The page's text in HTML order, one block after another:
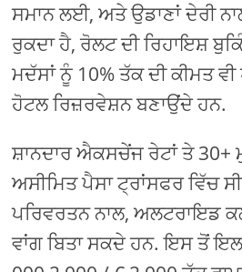
ਸਮਾਨ ਲਈ, ਅਤੇ ਉਡਾਣਾਂ ਦੇਰੀ
ਰੁਕਦਾ ਹੈ, ਰੋਲਟ ਦੀ ਰਿਹਾਇਸ਼
ਮਦੱਸਾਂ ਨੂੰ 10% ਤੱਕ ਦੀ ਕੀਮਤ
ਹੋਟਲ ਰਿਜ਼ਰਵੇਸ਼ਨ ਬਣਾਉਂਦੇ ਹਨ.
ਸ਼ਾਨਦਾਰ ਐਕਸਚੇਂਜ ਰੇਟਾਂ ਤੇ 30+
ਅਸੀਮਿਤ ਪੈਸਾ ਟ੍ਰਾਂਸਫਰ ਵਿੱਚ
ਪਰਿਵਰਤਨ ਨਾਲ, ਅਲਟਰਾਇਡ
ਵਾਂਗ ਬਿਤਾ ਸਕਦੇ ਹਨ. ਇਸ ਤੋਂ